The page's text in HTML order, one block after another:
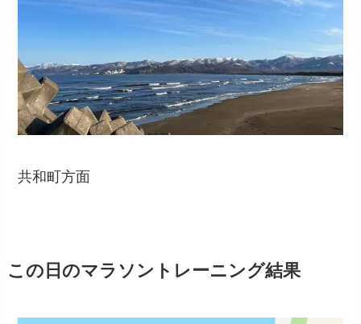
共和町方面
この日のマラソントレーニング結果